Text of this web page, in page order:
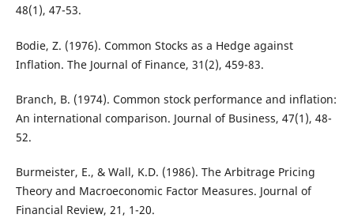
48(1), 47-53.
Bodie, Z. (1976). Common Stocks as a Hedge against
Inflation. The Journal of Finance, 31(2), 459-83.
Branch, B. (1974). Common stock performance and inflation:
An international comparison. Journal of Business, 47(1), 48-
52.
Burmeister, E., & Wall, K.D. (1986). The Arbitrage Pricing
Theory and Macroeconomic Factor Measures. Journal of
Financial Review, 21, 1-20.